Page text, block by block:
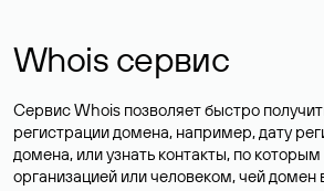
Whois сервис
Сервис Whois позволяет быстро
регистрации домена, например, дату
домена, или узнать контакты, по
организацией или человеком, чей домен